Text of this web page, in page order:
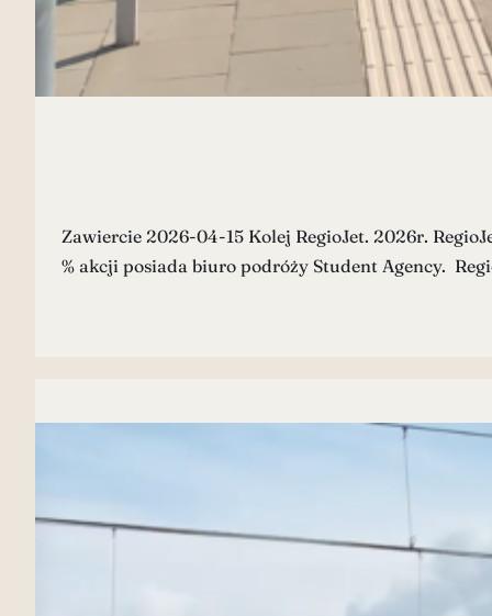
Zawiercie 2026-04-15 Kolej RegioJet. 2026r.
% akcji posiada biuro podróży Student Agency.